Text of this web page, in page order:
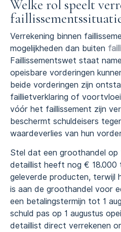
Welke rol speelt
Verrekening binnen
mogelijkheden dan buiten
Faillissementswet staat
opeisbare vorderingen
beide vorderingen zijn
faillietverklaring of
vóór het faillissement zijn
beschermt schuldeisers
waardeverlies van hun
Stel dat een groothandel op
detaillist heeft nog €
geleverde producten, terwijl
is aan de groothandel voor
een betalingstermijn tot 1
schuld pas op 1 augustus
detaillist direct verrekenen